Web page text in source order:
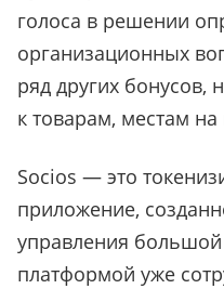
голоса в решении
организационных
ряд других бонусов,
к товарам, местам на
Socios — это
приложение,
управления большой
платформой уже